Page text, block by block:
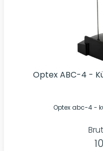
Optex ABC-4 -
Optex abc-4 -